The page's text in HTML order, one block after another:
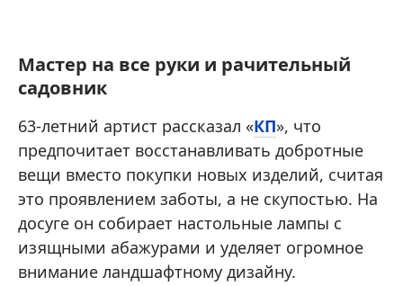
Мастер на все руки и рачительный
садовник
63-летний артист рассказал «КП», что
предпочитает восстанавливать добротные
вещи вместо покупки новых изделий, считая
это проявлением заботы, а не скупостью. На
досуге он собирает настольные лампы с
изящными абажурами и уделяет огромное
внимание ландшафтному дизайну.